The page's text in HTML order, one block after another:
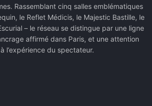
Rassemblant cinq salles emblématiques
le Reflet Médicis, le Majestic Bastille, le
– le réseau se distingue par une ligne
affirmé dans Paris, et une attention
l’expérience du spectateur.